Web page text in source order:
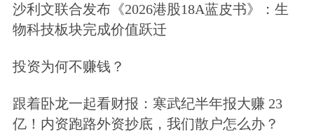
量，我们将在2025年4月25日开始进行
价格调整。”在此之前，价格将保持不
变。
根据公开资料，希音是一家全球时尚和
沙利文联合发布《2026港股18A蓝皮书》：生
物科技板块完成价值跃迁
投资为何不赚钱？
跟着卧龙一起看财报：寒武纪半年报大赚 23
亿！内资跑路外资抄底，我们散户怎么办？